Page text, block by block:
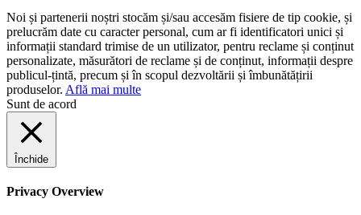
Noi și partenerii noștri stocăm și/sau accesăm fisiere de tip cookie, și
prelucrăm date cu caracter personal, cum ar fi identificatori unici și
informații standard trimise de un utilizator, pentru reclame și conținut
personalizate, măsurători de reclame și de conținut, informații despre
publicul-țintă, precum și în scopul dezvoltării și îmbunătățirii
produselor. Află mai multe
Sunt de acord
Închide
Privacy Overview